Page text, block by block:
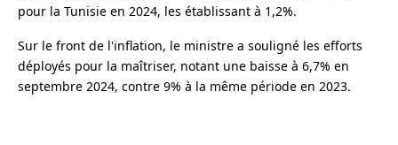
pour la Tunisie en 2024, les établissant à 1,2%.
Sur le front de l'inflation, le ministre a souligné les efforts
déployés pour la maîtriser, notant une baisse à 6,7% en
septembre 2024, contre 9% à la même période en 2023.